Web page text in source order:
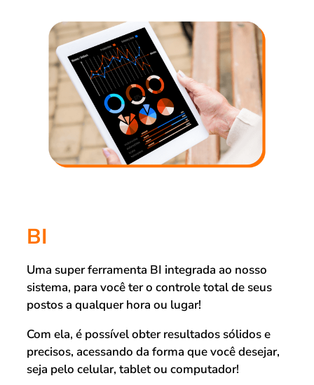
BI
Uma super ferramenta BI integrada ao nosso
sistema, para você ter o controle total de seus
postos a qualquer hora ou lugar!
Com ela, é possível obter resultados sólidos e
precisos, acessando da forma que você desejar,
seja pelo celular, tablet ou computador!